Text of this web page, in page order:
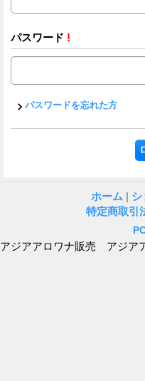
パスワード !
パスワードを忘れた方
ホーム | シ
特定商取引
アジアアロワナ販売 アジ